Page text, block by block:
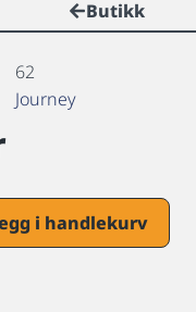
Butikk
62
Journey
i handlekurv